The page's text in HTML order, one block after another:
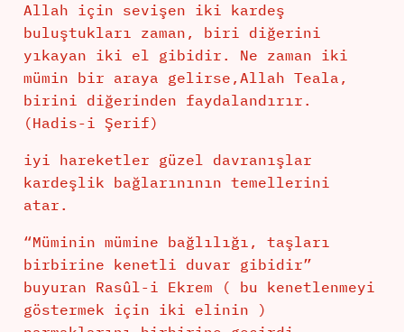
Allah için sevişen iki kardeş
buluştukları zaman, biri diğerini
yıkayan iki el gibidir. Ne zaman iki
mümin bir araya gelirse,Allah Teala,
birini diğerinden faydalandırır.
(Hadis-i Şerif)
iyi hareketler güzel davranışlar
kardeşlik bağlarınının temellerini
atar.
“Müminin mümine bağlılığı, taşları
birbirine kenetli duvar gibidir”
buyuran Rasûl-i Ekrem ( bu kenetlenmeyi
göstermek için iki elinin )